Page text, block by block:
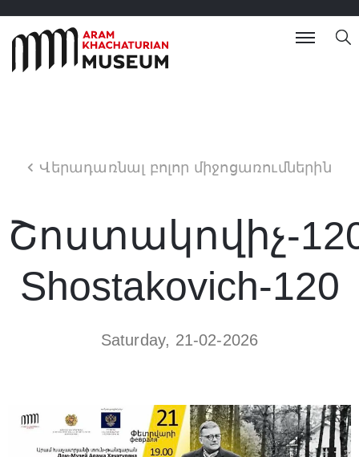
Վերադառնալ բոլոր միջոցառումներին
Շոստակովիչ-
Shostakovich-120
Saturday, 21-02-2026